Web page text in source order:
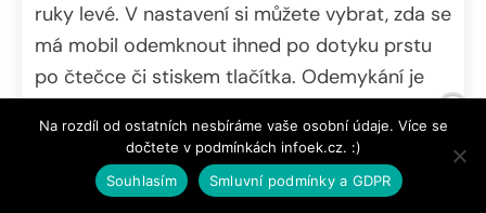
ruky levé. V nastavení si můžete vybrat, zda se
má mobil odemknout ihned po dotyku prstu
po čtečce či stiskem tlačítka. Odemykání je
problémy.
Selfie kamerku je možné využívat i pro
Na rozdíl od ostatních nesbíráme vaše osobní údaje. Více se
dočtete v podmínkách infoek.cz. :)
Souhlasím
Smluvní podmínky a GDPR